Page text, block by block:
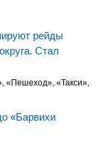
рейды
Стал
«Пешеход», «Такси»,
«Барвихи